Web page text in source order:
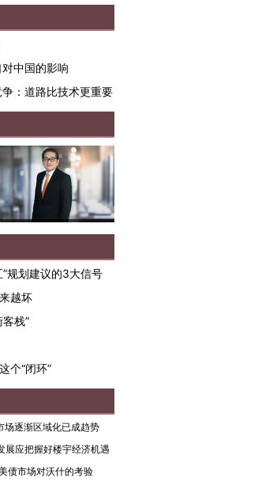
密集出访美英 索
“救急”
现】寻找100种
生活方式·第三对
CFO：不靠规模取胜，华
住三大增长引擎是什么？
中国的影响
：道路比技术更重要
规划建议的3大信号
越坏
栈”
个“闭环”
场逐渐区域化已成趋势
展应把握好楼宇经济机遇
债市场对沃什的考验